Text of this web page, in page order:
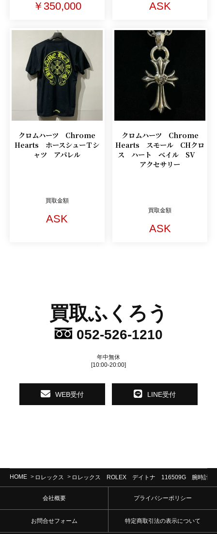
￥350,000 ASK
クロムハーツ Chrome
Hearts ホースシューＴシ
ャツ アパレル
買取金額
ASK
クロムハーツ Chrome
Hearts スモール CHクロ
ス ハート ベイル SV
アクセサリー
買取金額
ASK
買取ふくろう
052-526-1210
年中無休
[10:00-20:00]
WEB受付 LINE受付
HOME ロレックス ロレックス ROLEX デイトナ 116509G 腕時計
会社概要 プライバシーポリシー
お問合せフォーム 特定商取引法の表示について